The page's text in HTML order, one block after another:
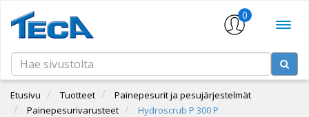
0
Etusivu Tuotteet
Painepesurit ja pesujärjestelmät
Painepesurivarusteet
Hydroscrub P 300 P